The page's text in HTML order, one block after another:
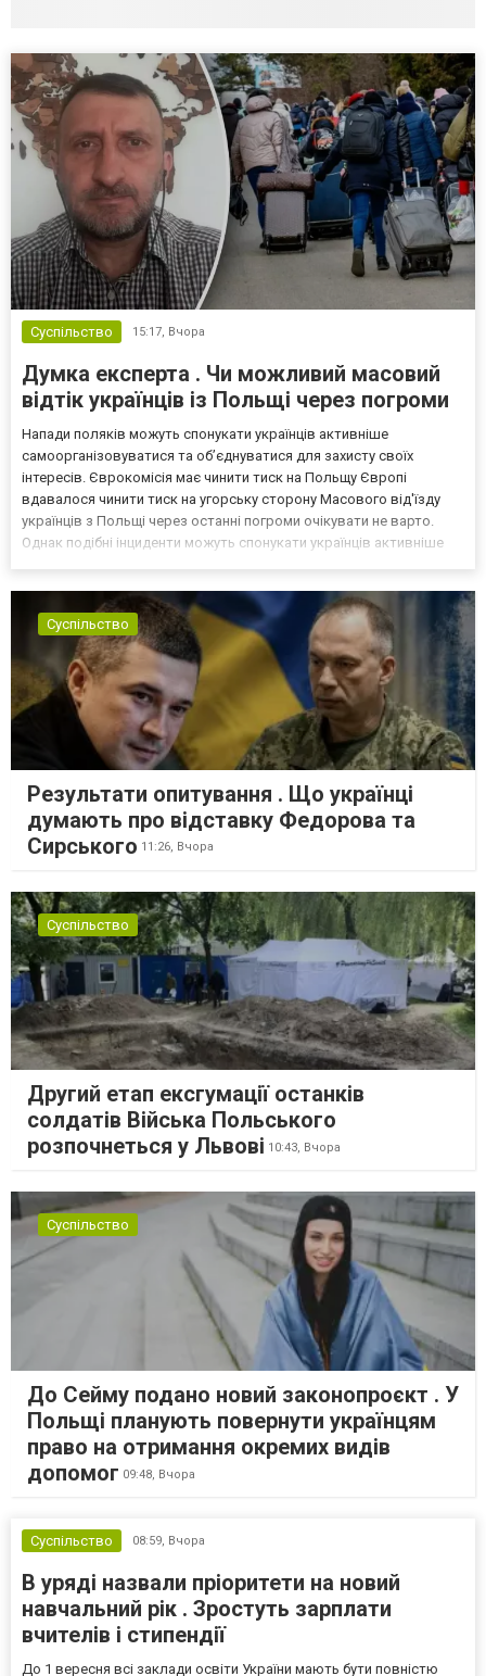
Суспільство 15:17, Вчора
Думка експерта . Чи можливий масовий
відтік українців із Польщі через погроми
Напади поляків можуть спонукати українців активніше
самоорганізовуватися та об’єднуватися для захисту своїх
інтересів. Єврокомісія має чинити тиск на Польщу Європі
вдавалося чинити тиск на угорську сторону Масового від'їзду
українців з Польщі через останні погроми очікувати не варто.
Однак подібні інциденти можуть спонукати українців активніше
Суспільство
Результати опитування . Що українці
думають про відставку Федорова та
Сирського 11:26, Вчора
Суспільство
Другий етап ексгумації останків
солдатів Війська Польського
розпочнеться у Львові 10:43, Вчора
Суспільство
До Сейму подано новий законопроєкт . У
Польщі планують повернути українцям
право на отримання окремих видів
допомог 09:48, Вчора
Суспільство 08:59, Вчора
В уряді назвали пріоритети на новий
навчальний рік . Зростуть зарплати
вчителів і стипендії
До 1 вересня всі заклади освіти України мають бути повністю